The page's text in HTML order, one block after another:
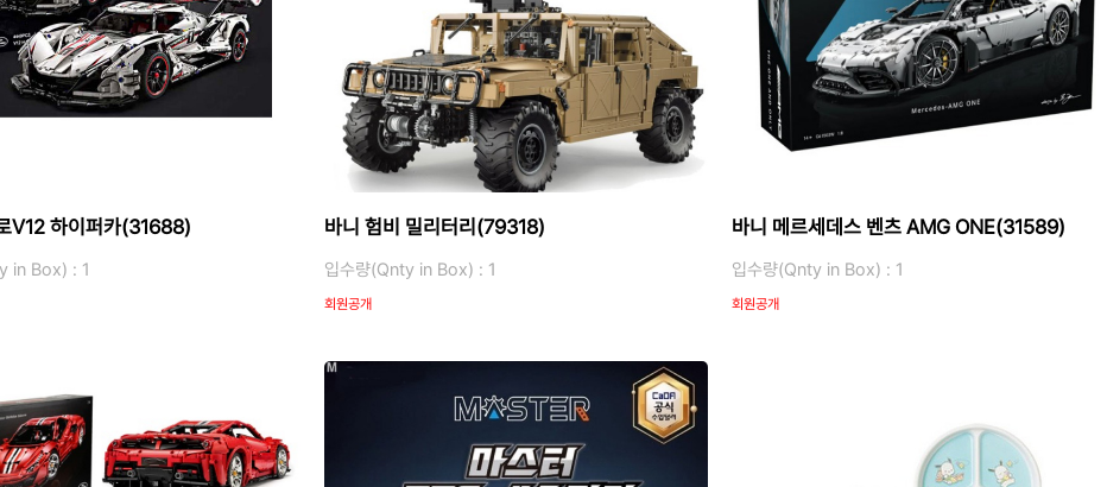
V12 하이퍼카(31688)
in Box) : 1
바니 험비 밀리터리(79318)
입수량(Qnty in Box) : 1
회원공개
바니 메르세데스 벤츠 AMG ONE(31589)
입수량(Qnty in Box) : 1
회원공개